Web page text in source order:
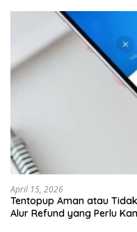
April 15, 2026
Tentopup Aman atau
Alur Refund yang Perlu